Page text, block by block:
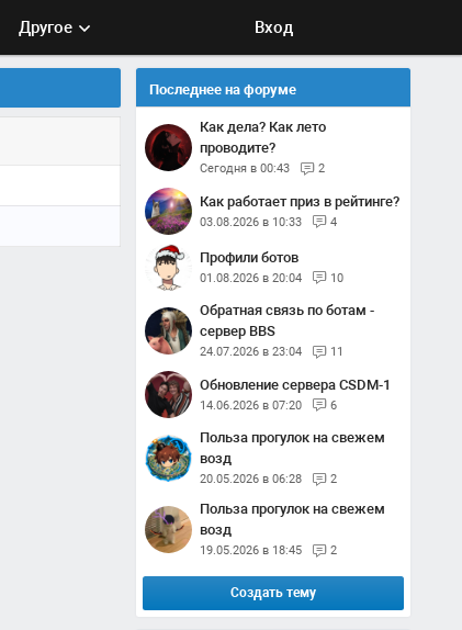
Другое Вход
Последнее на форуме
Как дела? Как лето
проводите?
Сегодня в 00:43 2
Как работает приз в рейтинге?
03.08.2026 в 10:33 4
Профили ботов
01.08.2026 в 20:04 10
Обратная связь по ботам -
сервер BBS
24.07.2026 в 23:04 11
Обновление сервера CSDM-1
14.06.2026 в 07:20 6
Польза прогулок на свежем
возд
20.05.2026 в 06:28 2
Польза прогулок на свежем
возд
19.05.2026 в 18:45 2
Создать тему